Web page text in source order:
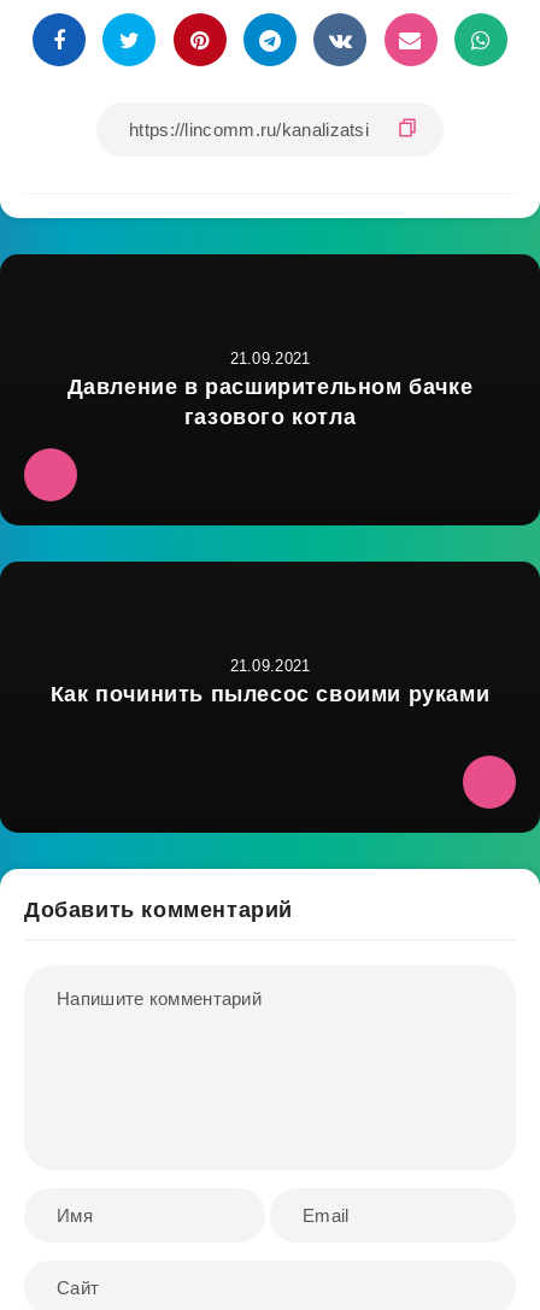
21.09.2021
Давление в расширительном бачке
газового котла
21.09.2021
Как починить пылесос своими руками
Добавить комментарий